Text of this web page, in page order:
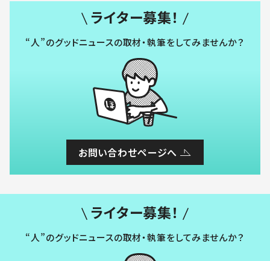
ライター募集！
“人”のグッドニュースの取材・執筆をしてみませんか？
お問い合わせページへ
ライター募集！
“人”のグッドニュースの取材・執筆をしてみませんか？